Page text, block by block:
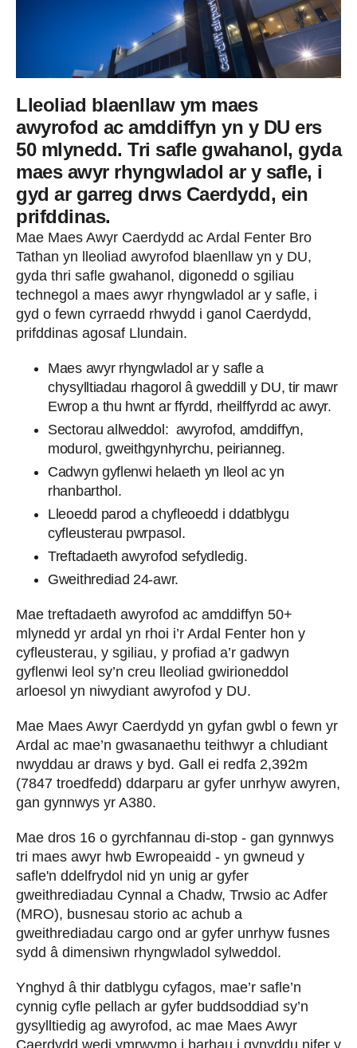
Lleoliad blaenllaw ym maes
awyrofod ac amddiffyn yn y DU ers
50 mlynedd. Tri safle gwahanol, gyda
maes awyr rhyngwladol ar y safle, i
gyd ar garreg drws Caerdydd, ein
prifddinas.
Mae Maes Awyr Caerdydd ac Ardal Fenter Bro
Tathan yn lleoliad awyrofod blaenllaw yn y DU,
gyda thri safle gwahanol, digonedd o sgiliau
technegol a maes awyr rhyngwladol ar y safle, i
gyd o fewn cyrraedd rhwydd i ganol Caerdydd,
prifddinas agosaf Llundain.
Maes awyr rhyngwladol ar y safle a
chysylltiadau rhagorol â gweddill y DU, tir mawr
Ewrop a thu hwnt ar ffyrdd, rheilffyrdd ac awyr.
Sectorau allweddol: awyrofod, amddiffyn,
modurol, gweithgynhyrchu, peirianneg.
Cadwyn gyflenwi helaeth yn lleol ac yn
rhanbarthol.
Lleoedd parod a chyfleoedd i ddatblygu
cyfleusterau pwrpasol.
Treftadaeth awyrofod sefydledig.
Gweithrediad 24-awr.
Mae treftadaeth awyrofod ac amddiffyn 50+
mlynedd yr ardal yn rhoi i’r Ardal Fenter hon y
cyfleusterau, y sgiliau, y profiad a’r gadwyn
gyflenwi leol sy’n creu lleoliad gwirioneddol
arloesol yn niwydiant awyrofod y DU.
Mae Maes Awyr Caerdydd yn gyfan gwbl o fewn yr
Ardal ac mae’n gwasanaethu teithwyr a chludiant
nwyddau ar draws y byd. Gall ei redfa 2,392m
(7847 troedfedd) ddarparu ar gyfer unrhyw awyren,
gan gynnwys yr A380.
Mae dros 16 o gyrchfannau di-stop - gan gynnwys
tri maes awyr hwb Ewropeaidd - yn gwneud y
safle'n ddelfrydol nid yn unig ar gyfer
gweithrediadau Cynnal a Chadw, Trwsio ac Adfer
(MRO), busnesau storio ac achub a
gweithrediadau cargo ond ar gyfer unrhyw fusnes
sydd â dimensiwn rhyngwladol sylweddol.
Ynghyd â thir datblygu cyfagos, mae’r safle’n
cynnig cyfle pellach ar gyfer buddsoddiad sy’n
gysylltiedig ag awyrofod, ac mae Maes Awyr
Caerdydd wedi ymrwymo i barhau i gynyddu nifer y